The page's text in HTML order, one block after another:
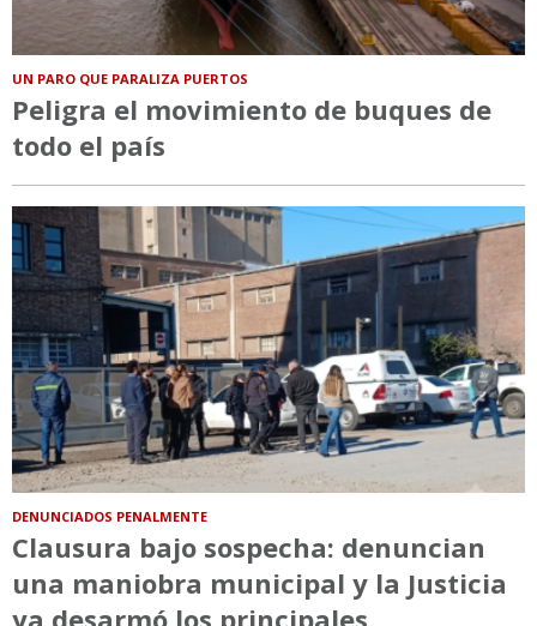
UN PARO QUE PARALIZA PUERTOS
Peligra el movimiento de buques de
todo el país
DENUNCIADOS PENALMENTE
Clausura bajo sospecha: denuncian
una maniobra municipal y la Justicia
ya desarmó los principales